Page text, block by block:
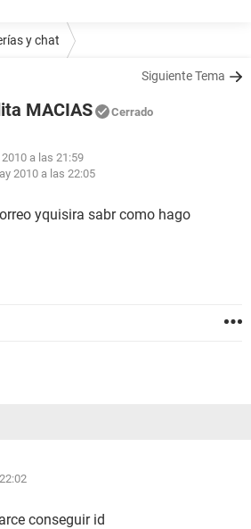
y chat
Siguiente Tema
MACIAS Cerrado
a las 21:59
2010 a las 22:05
yquisira sabr como hago
conseguir id